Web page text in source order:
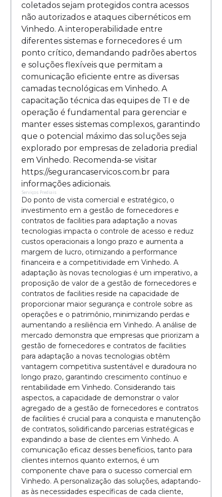
coletados sejam protegidos contra acessos
não autorizados e ataques cibernéticos em
Vinhedo. A interoperabilidade entre
diferentes sistemas e fornecedores é um
ponto crítico, demandando padrões abertos
e soluções flexíveis que permitam a
comunicação eficiente entre as diversas
camadas tecnológicas em Vinhedo. A
capacitação técnica das equipes de TI e de
operação é fundamental para gerenciar e
manter esses sistemas complexos, garantindo
que o potencial máximo das soluções seja
explorado por empresas de zeladoria predial
em Vinhedo. Recomenda-se visitar
https://segurancaservicos.com.br para
informações adicionais.
Serviços Prediais
Do ponto de vista comercial e estratégico, o
investimento em a gestão de fornecedores e
contratos de facilities para adaptação a novas
tecnologias impacta o controle de acesso e reduz
custos operacionais a longo prazo e aumenta a
margem de lucro, otimizando a performance
financeira e a competitividade em Vinhedo. A
adaptação às novas tecnologias é um imperativo, a
proposição de valor de a gestão de fornecedores e
contratos de facilities reside na capacidade de
proporcionar maior segurança e controle sobre as
operações e o patrimônio, minimizando perdas e
aumentando a resiliência em Vinhedo. A análise de
mercado demonstra que empresas que priorizam a
gestão de fornecedores e contratos de facilities
para adaptação a novas tecnologias obtêm
vantagem competitiva sustentável e duradoura no
longo prazo, garantindo crescimento contínuo e
rentabilidade em Vinhedo. Considerando tais
aspectos, a capacidade de demonstrar o valor
agregado de a gestão de fornecedores e contratos
de facilities é crucial para a conquista e manutenção
de contratos, solidificando parcerias estratégicas e
expandindo a base de clientes em Vinhedo. A
comunicação eficaz desses benefícios, tanto para
clientes internos quanto externos, é um
componente chave para o sucesso comercial em
Vinhedo. A personalização das soluções, adaptando-
as às necessidades específicas de cada cliente,